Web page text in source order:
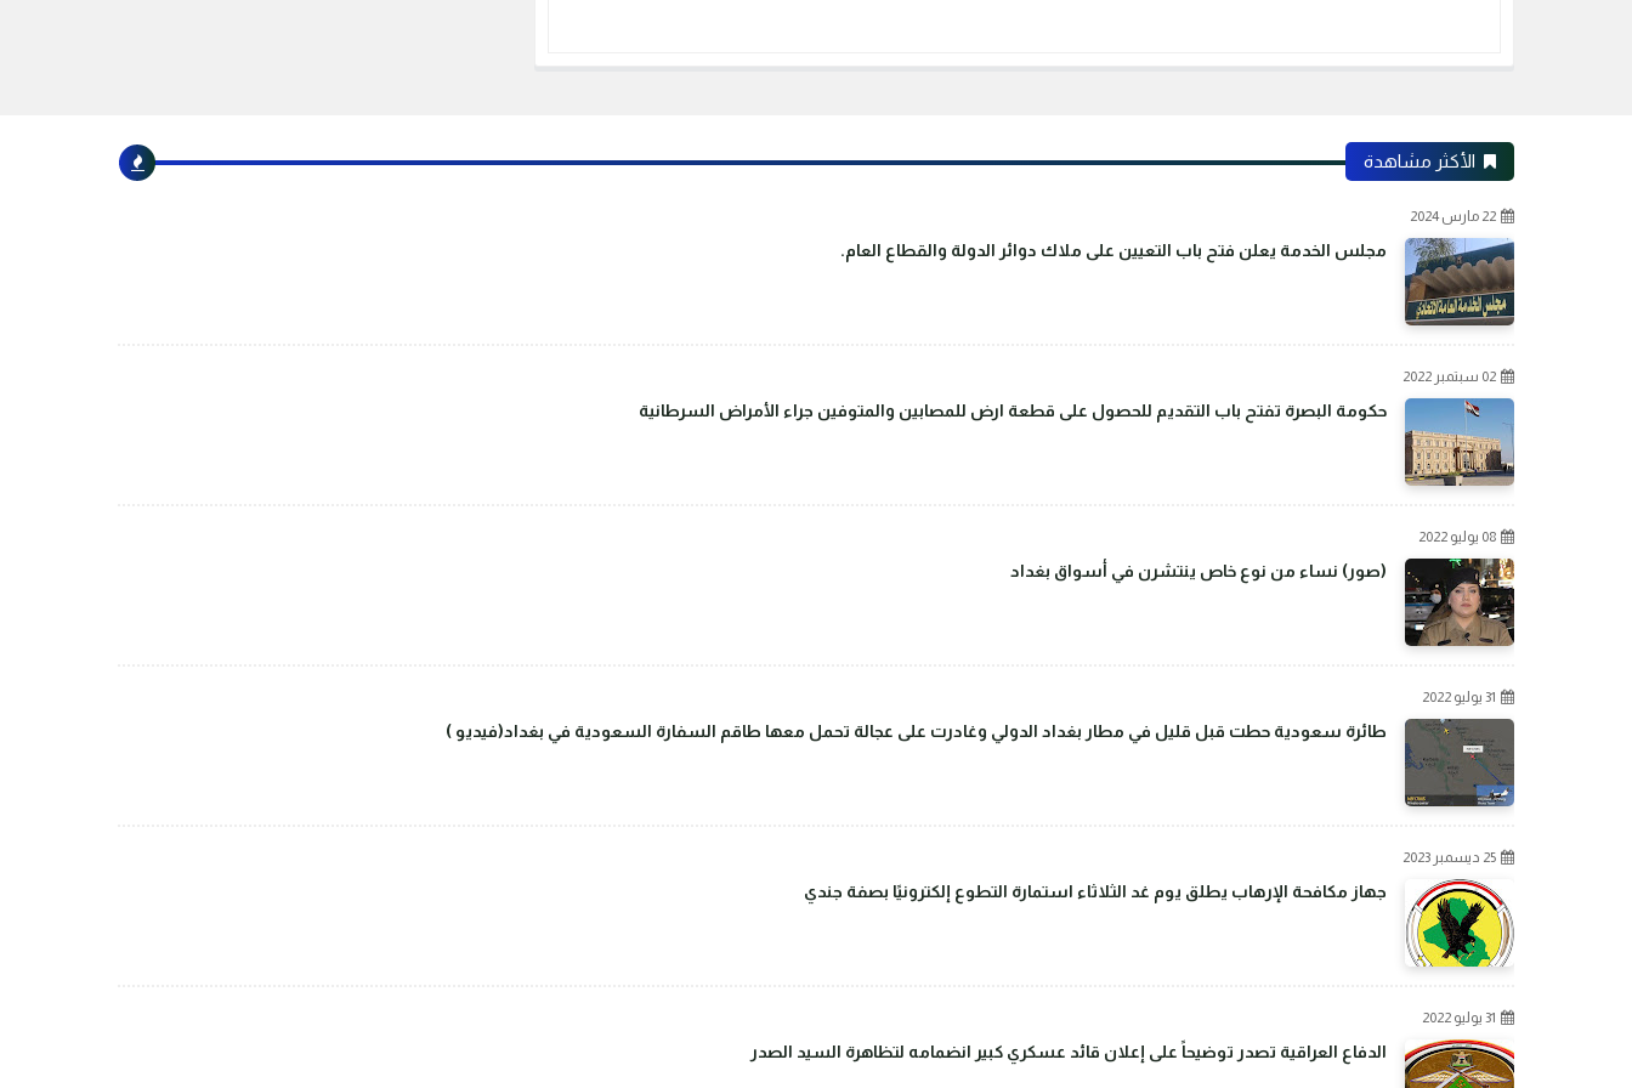
الأكثر مشاهدة
22 مارس 2024
مجلس الخدمة يعلن فتح باب التعيين على ملاك دوائر الدولة والقطاع العام.
02 سبتمبر 2022
حكومة البصرة تفتح باب التقديم للحصول على قطعة ارض للمصابين والمتوفين جراء الأمراض السرطانية
08 يوليو 2022
(صور) نساء من نوع خاص ينتشرن في أسواق بغداد
31 يوليو 2022
طائرة سعودية حطت قبل قليل في مطار بغداد الدولي وغادرت على عجالة تحمل معها طاقم السفارة السعودية في بغداد(فيديو )
25 ديسمبر 2023
جهاز مكافحة الإرهاب يطلق يوم غد الثلاثاء استمارة التطوع إلكترونيًا بصفة جندي
31 يوليو 2022
الدفاع العراقية تصدر توضيحاً على إعلان قائد عسكري كبير انضمامه لتظاهرة السيد الصدر